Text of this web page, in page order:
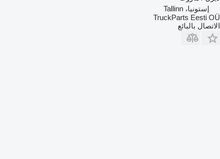
إستونيا، Tallinn
TruckParts Eesti OÜ
الاتصال بالبائع